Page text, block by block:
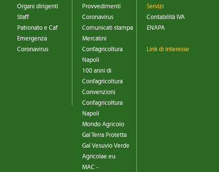
Organi dirigenti
Staff
Patronato e Caf
Emergenza
Coronavirus
Provvedimenti
Coronavirus
Comunicati stampa
Mercatini
Confagricoltura
Napoli
100 anni di
Confagricoltura
Convenzioni
Confagricoltura
Napoli
Mondo Agricolo
Gal Terra Protetta
Gal Vesuvio Verde
Agricolae.eu
MAC -
Servizi
Contabilità IVA
ENAPA
Link di interesse